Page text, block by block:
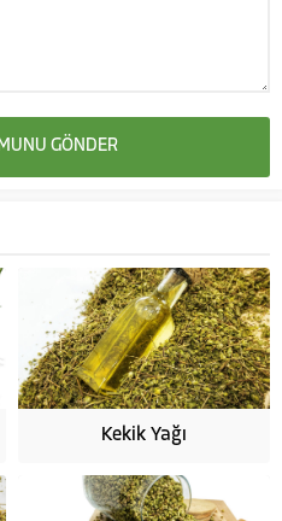
Kekik Yağı